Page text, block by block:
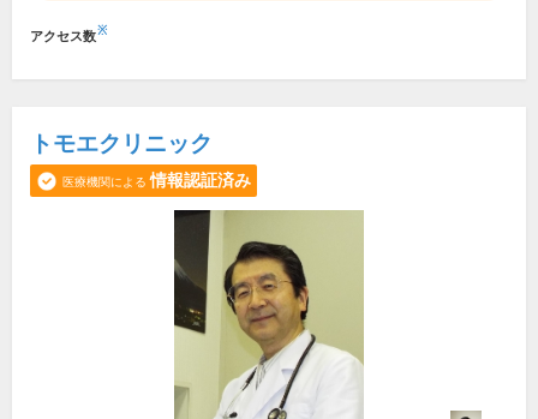
アクセス数※
トモエクリニック
医療機関による 情報認証済み